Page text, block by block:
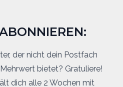
der nicht dein Postfach
bietet? Gratuliere!
dich alle 2 Wochen mit